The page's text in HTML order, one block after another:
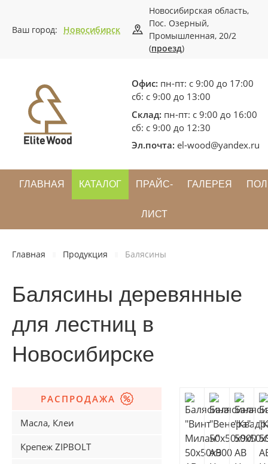
Ваш город: Новосибирск
Новосибирская область,
Пос. Озерный,
Промышленная, 20/2
(проезд)
Офис: пн-пт: с 9:00 до 17:00
сб: с 9:00 до 13:00
Склад: пн-пт: с 9:00 до 16:00
сб: с 9:00 до 12:30
Эл.почта: el-wood@yandex.ru
ГЛАВНАЯ КАТАЛОГ ПРАЙС-
ЛИСТ
ГАЛЕРЕЯ
Главная Продукция Балясины
Балясины деревянные
для лестниц в
Новосибирске
РАСПРОДАЖА
Масла, Клеи
Крепеж ZIPBOLT